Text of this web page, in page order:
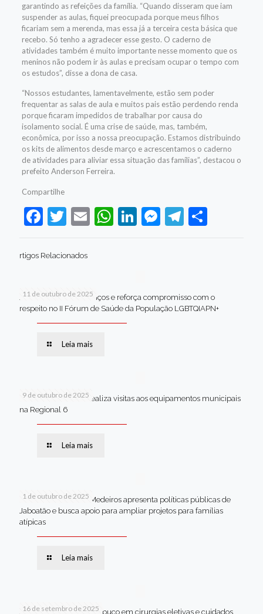
garantindo as refeições da família. “Quando disseram que iam
suspender as aulas, fiquei preocupada porque meus filhos
ficariam sem a merenda, mas essa já a terceira cesta básica que
recebo. Só tenho a agradecer esse gesto. O caderno de
atividades também é muito importante nesse momento que os
meninos não podem ir às aulas e precisam ocupar o tempo com
os estudos”, disse a dona de casa.
“Nossos estudantes, lamentavelmente, estão sem poder
frequentar as salas de aula e muitos pais estão perdendo renda
porque ficaram impedidos de trabalhar por causa do
isolamento social. É uma crise de saúde, mas, também,
econômica, por isso a nossa preocupação. Estamos distribuindo
os kits de alimentos desde março e acrescentamos o caderno
de atividades para aliviar essa situação das famílias”, destacou o
prefeito Anderson Ferreira.
Compartilhe
Facebook
Twitter
EmailWhatsApp
LinkedIn
Messenger
Telegram
Share
rtigos Relacionados
11 de outubro de 2025
Jaboatão celebra avanços e reforça compromisso com o
respeito no II Fórum de Saúde da População LGBTQIAPN+
Leia mais
9 de outubro de 2025
Van dos secretários realiza visitas aos equipamentos municipais
na Regional 6
Leia mais
1 de outubro de 2025
Em Brasília, Andréa Medeiros apresenta políticas públicas de
Jaboatão e busca apoio para ampliar projetos para famílias
atípicas
Leia mais
16 de setembro de 2025
Jaboatão lidera Pernambuco em cirurgias eletivas e cuidados